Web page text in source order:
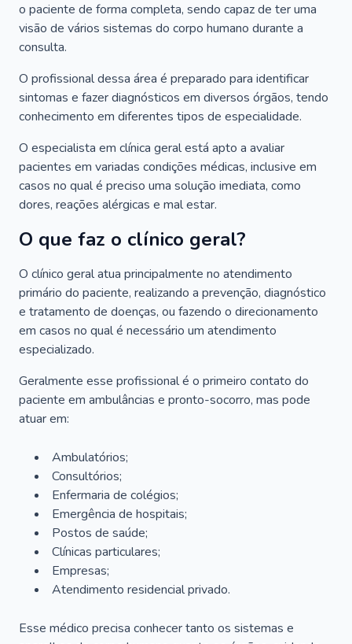
o paciente de forma completa, sendo capaz de ter uma
visão de vários sistemas do corpo humano durante a
consulta.
O profissional dessa área é preparado para identificar
sintomas e fazer diagnósticos em diversos órgãos, tendo
conhecimento em diferentes tipos de especialidade.
O especialista em clínica geral está apto a avaliar
pacientes em variadas condições médicas, inclusive em
casos no qual é preciso uma solução imediata, como
dores, reações alérgicas e mal estar.
O que faz o clínico geral?
O clínico geral atua principalmente no atendimento
primário do paciente, realizando a prevenção, diagnóstico
e tratamento de doenças, ou fazendo o direcionamento
em casos no qual é necessário um atendimento
especializado.
Geralmente esse profissional é o primeiro contato do
paciente em ambulâncias e pronto-socorro, mas pode
atuar em:
Ambulatórios;
Consultórios;
Enfermaria de colégios;
Emergência de hospitais;
Postos de saúde;
Clínicas particulares;
Empresas;
Atendimento residencial privado.
Esse médico precisa conhecer tanto os sistemas e